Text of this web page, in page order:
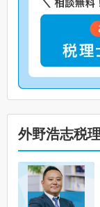
外野浩志税